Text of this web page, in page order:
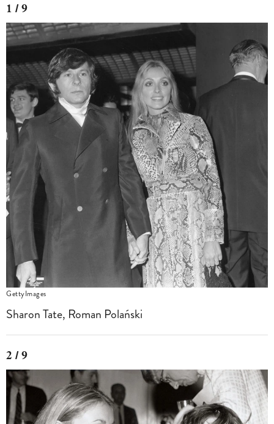
1 / 9
GettyImages
Sharon Tate, Roman Polański
2 / 9